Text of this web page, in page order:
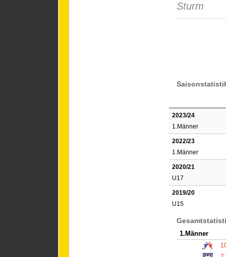
Sturm
2023/24
1.Männer
2022/23
1.Männer
2020/21
U17
2019/20
U15
1.Männer